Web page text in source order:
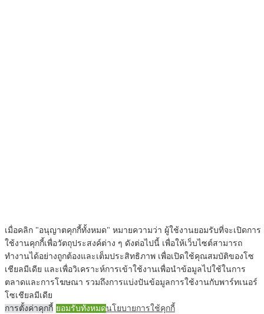
เมื่อคลิก "อนุญาตคุกกี้ทั้งหมด" หมายความว่า ผู้ใช้งานยอมรับที่จะเปิดการ
ใช้งานคุกกี้เพื่อวัตถุประสงค์ต่าง ๆ ดังต่อไปนี้ เพื่อให้เว็บไซต์สามารถ
ทำงานได้อย่างถูกต้องและเต็มประสิทธิภาพ เพื่อเปิดใช้คุณสมบัติของโซ
เชียลมีเดีย และเพื่อวิเคราะห์การเข้าใช้งานเพื่อนำข้อมูลไปใช้ในการ
ตลาดและการโฆษณา รวมถึงการแบ่งปันข้อมูลการใช้งานกับพาร์ทเนอร์
โซเชียลมีเดีย
การตั้งค่าคุกกี้ ยอมรับทั้งหมดนโยบายการใช้คุกกี้